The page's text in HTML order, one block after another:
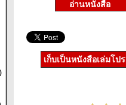
เก็บเป็นหนังสือเล่มโป